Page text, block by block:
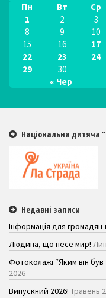
Пн
Вт Ср
« Чер
1 2 3
8
9 10
15
16 17
22
23 24
29
30
Національна дитяча
Недавні записи
Інформація для
Людина, що несе мир!
Фотоколажі “Яким він був
2026
Випускний 2026! Травень